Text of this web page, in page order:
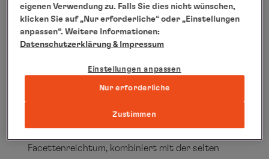
renommierter Kunstorte vorgesehen, darunter
unter anderem das Kirishima Open Air Museum,
die 798 Art Zone in Peking sowie weitere
Das unbekannte Japan und Südkorea mit der
HANSEATIC spirit entdecken:Koreanischer
Facettenreichtum, kombiniert mit der selten
eigenen Verwendung zu. Falls Sie dies nicht wünschen,
klicken Sie auf „Nur erforderliche“ oder „Einstellungen
anpassen“. Weitere Informationen:
Datenschutzerklärung & Impressum
Einstellungen anpassen
Nur erforderliche
Zustimmen